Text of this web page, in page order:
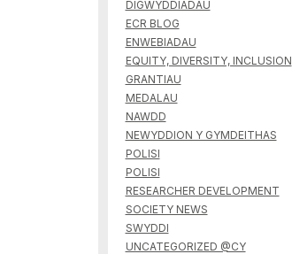
DIGWYDDIADAU
ECR BLOG
ENWEBIADAU
EQUITY, DIVERSITY, INCLUSION
GRANTIAU
MEDALAU
NAWDD
NEWYDDION Y GYMDEITHAS
POLISI
POLISI
RESEARCHER DEVELOPMENT
SOCIETY NEWS
SWYDDI
UNCATEGORIZED @CY